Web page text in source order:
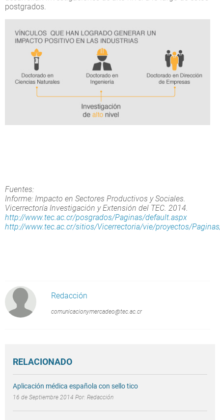
postgrados.
Fuentes:
Informe: Impacto en Sectores Productivos y Sociales.
Vicerrectoría Investigación y Extensión del TEC. 2014.
http://www.tec.ac.cr/posgrados/Paginas/default.aspx
http://www.tec.ac.cr/sitios/Vicerrectoria/vie/proyectos/
Redacción
comunicacionymercadeo@tec.ac.cr
RELACIONADO
Aplicación médica española con sello tico
16 de Septiembre 2014 Por: Redacción